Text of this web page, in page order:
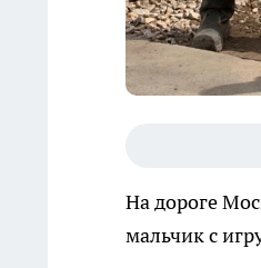
На дороге
мальчик с